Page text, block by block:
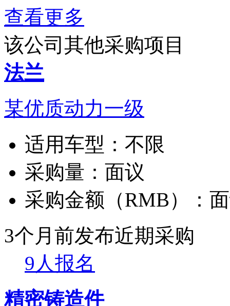
查看更多
该公司其他采购项目
法兰
某优质动力一级
适用车型： 不限
采购量： 面议
采购金额（RMB）：
3个月前发布近期采购
9人报名
精密铸造件